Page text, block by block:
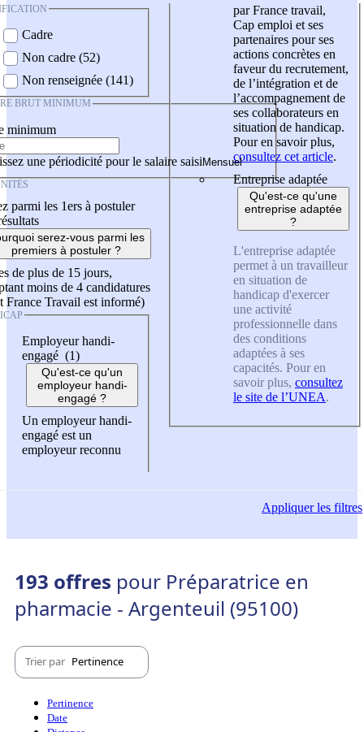
Cadre
Non cadre (52)
Non renseignée (141)
BRUT MINIMUM
minimum
une périodicité pour le salaire saisi
parmi les 1ers à postuler
serez-vous parmi les
premiers à postuler ?
de plus de 15 jours,
moins de 4 candidatures
France Travail est informé)
Employeur handi-
engagé (1)
Qu'est-ce qu'un
employeur handi-
engagé ?
Un employeur handi-
engagé est un
employeur reconnu
par France travail,
Cap emploi et ses
partenaires pour ses
actions concrètes en
faveur du recrutement,
de l’intégration et de
l’accompagnement de
ses collaborateurs en
situation de handicap.
Pour en savoir plus,
consultez cet article.
Entreprise adaptée
Qu'est-ce qu'une
entreprise adaptée
?
L'entreprise adaptée
permet à un travailleur
en situation de
handicap d'exercer
une activité
professionnelle dans
des conditions
adaptées à ses
capacités. Pour en
savoir plus, consultez
le site de l’UNEA.
Appliquerles filtres
193 offres pour Préparatrice en
pharmacie - Argenteuil (95100)
Trier par Pertinence
Pertinence
Date